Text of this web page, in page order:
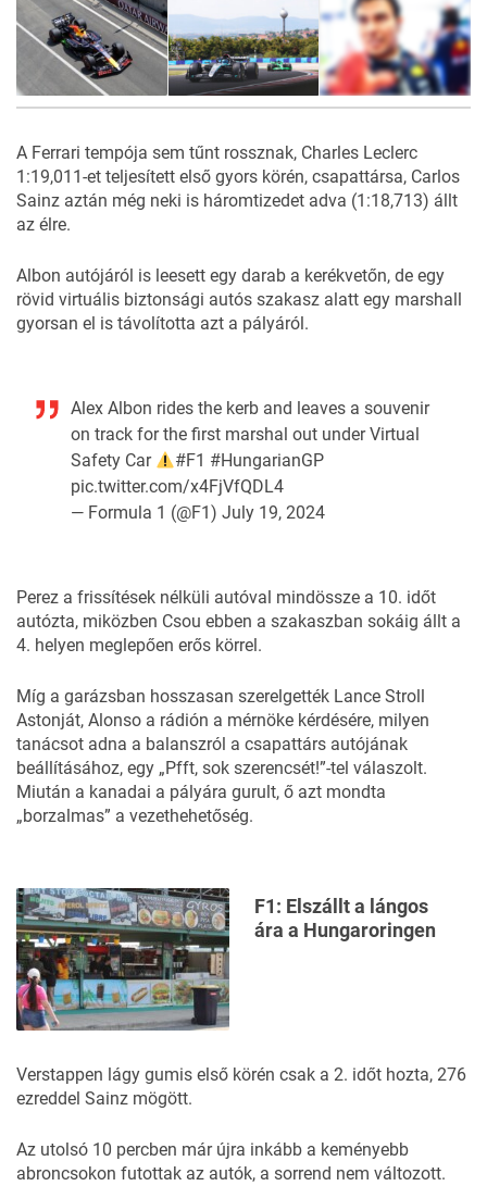
A Ferrari tempója sem tűnt rossznak, Charles Leclerc
1:19,011-et teljesített első gyors körén, csapattársa, Carlos
Sainz aztán még neki is háromtizedet adva (1:18,713) állt
az élre.
Albon autójáról is leesett egy darab a kerékvetőn, de egy
rövid virtuális biztonsági autós szakasz alatt egy marshall
gyorsan el is távolította azt a pályáról.
Alex Albon rides the kerb and leaves a souvenir
on track for the first marshal out under Virtual
Safety Car
#F1 #HungarianGP
pic.twitter.com/x4FjVfQDL4
— Formula 1 (@F1) July 19, 2024
Perez a frissítések nélküli autóval mindössze a 10. időt
autózta, miközben Csou ebben a szakaszban sokáig állt a
4. helyen meglepően erős körrel.
Míg a garázsban hosszasan szerelgették Lance Stroll
Astonját, Alonso a rádión a mérnöke kérdésére, milyen
tanácsot adna a balanszról a csapattárs autójának
beállításához, egy „Pfft, sok szerencsét!”-tel válaszolt.
Miután a kanadai a pályára gurult, ő azt mondta
„borzalmas” a vezethehetőség.
F1: Elszállt a lángos
ára a Hungaroringen
Verstappen lágy gumis első körén csak a 2. időt hozta, 276
ezreddel Sainz mögött.
Az utolsó 10 percben már újra inkább a keményebb
abroncsokon futottak az autók, a sorrend nem változott.